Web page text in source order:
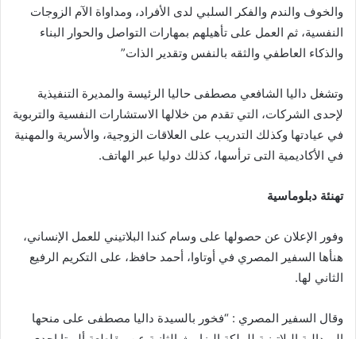
والخوف والندم والفكر السلبي لدى الأفراد، ومداواة الآم الزوجات
النفسية، ثم العمل على تأهيلهم بمهارات التواصل والحوار البناء
والذكاء العاطفي والثقه بالنفس وتقدير الذات”
وتشغل داليا الشافعي مصطفى حاليا الرئيسة والمديرة التنفيذية
لإحدى الشركات، التي تقدم من خلالها الاستشارات النفسية والتربوية
في عيادتها وكذلك التدريب على العلاقات الزوجية، والأسرية والمهنية
في الأكاديمية التى ترأسها، كذلك دوليا عبر الهاتف.
تهنئة دبلوماسية
وفور الإعلان عن حصولها على وسام كندا البلاتيني للعمل الإنساني،
هنأها السفير المصري في أوتاوا، أحمد حافظ، على التكريم الرفيع
الثاني لها.
وقال السفير المصري : “فخور بالسيدة داليا مصطفى على منحها